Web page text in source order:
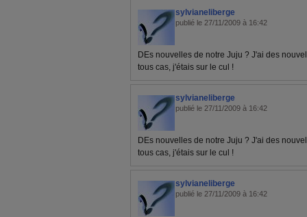
sylvianeliberge
publié le 27/11/2009 à 16:42
DEs nouvelles de notre Juju ? J'ai des
tous cas, j'étais sur le cul !
sylvianeliberge
publié le 27/11/2009 à 16:42
DEs nouvelles de notre Juju ? J'ai des
tous cas, j'étais sur le cul !
sylvianeliberge
publié le 27/11/2009 à 16:42